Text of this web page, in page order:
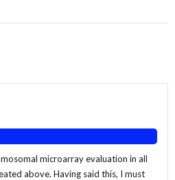
microarray evaluation in all
above. Having said this, I must